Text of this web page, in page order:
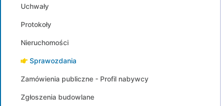
Uchwały
Protokoły
Nieruchomości
Sprawozdania
Zamówienia publiczne - Profil nabywcy
Zgłoszenia budowlane